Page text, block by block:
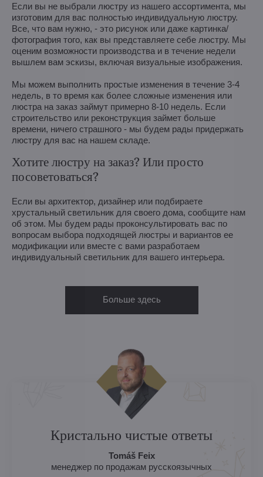
Если вы не выбрали люстру из нашего ассортимента, мы
изготовим для вас полностью индивидуальную люстру.
Все, что вам нужно, - это рисунок или даже картинка/
фотография того, как вы представляете себе люстру. Мы
оценим возможности производства и в течение недели
вышлем вам эскизы, включая визуальные изображения.
Мы можем выполнить простые изменения в течение 3-4
недель, в то время как более сложные изменения или
люстра на заказ займут примерно 8-10 недель. Если
строительство или реконструкция займет больше
времени, ничего страшного - мы будем рады придержать
люстру для вас на нашем складе.
Хотите люстру на заказ? Или просто
посоветоваться?
Если вы архитектор, дизайнер или подбираете
хрустальный светильник для своего дома, сообщите нам
об этом. Мы будем рады проконсультировать вас по
вопросам выбора подходящей люстры и вариантов ее
модификации или вместе с вами разработаем
индивидуальный светильник для вашего интерьера.
Больше здесь
Кристально чистые ответы
Tomáš Feix
менеджер по продажам русскоязычных